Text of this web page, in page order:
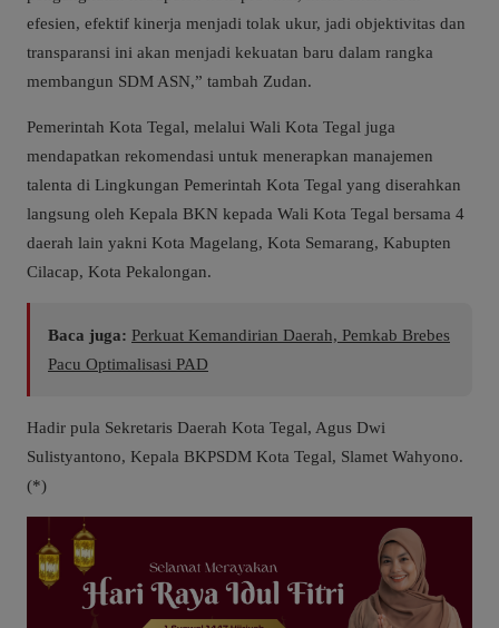
efesien, efektif kinerja menjadi tolak ukur, jadi objektivitas dan
transparansi ini akan menjadi kekuatan baru dalam rangka
membangun SDM ASN,” tambah Zudan.
Pemerintah Kota Tegal, melalui Wali Kota Tegal juga
mendapatkan rekomendasi untuk menerapkan manajemen
talenta di Lingkungan Pemerintah Kota Tegal yang diserahkan
langsung oleh Kepala BKN kepada Wali Kota Tegal bersama 4
daerah lain yakni Kota Magelang, Kota Semarang, Kabupten
Cilacap, Kota Pekalongan.
Baca juga: Perkuat Kemandirian Daerah, Pemkab Brebes
Pacu Optimalisasi PAD
Hadir pula Sekretaris Daerah Kota Tegal, Agus Dwi
Sulistyantono, Kepala BKPSDM Kota Tegal, Slamet Wahyono.
(*)